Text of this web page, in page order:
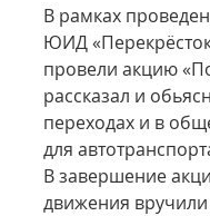
В рамках
ЮИД
провели акцию
рассказал и
переходах и в
для
В завершение
движения